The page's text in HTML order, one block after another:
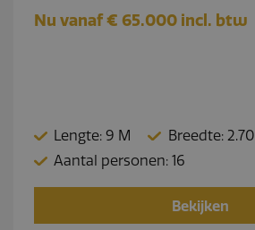
Nu vanaf € 65.000 incl. btw
Lengte: 9 M
Breedte: 2.70
Aantal personen: 16
Bekijken